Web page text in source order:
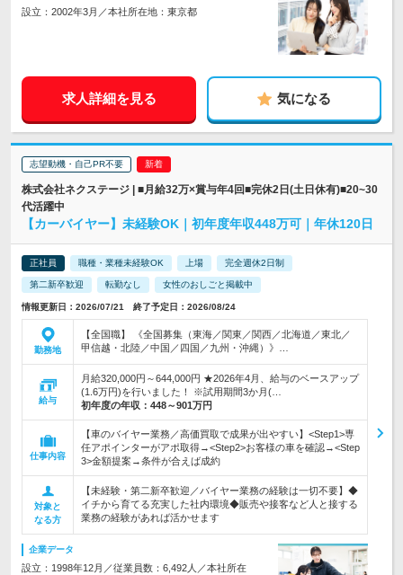
設立：2002年3月／本社所在地：東京都
求人詳細を見る 気になる
志望動機・自己PR不要
株式会社ネクステージ | ■月給32万×賞与年4回■完休2日(土日休有)■20~30
代活躍中
【カーバイヤー】未経験OK｜初年度年収448万可｜年休120日
正社員 職種・業種未経験OK 上場 完全週休2日制
第二新卒歓迎 転勤なし 女性のおしごと掲載中
情報更新日：2026/07/21 終了予定日：2026/08/24
勤務地
【全国職】 《全国募集（東海／関東／関西／北海道／東北／
甲信越・北陸／中国／四国／九州・沖縄）》…
給与
月給320,000円～644,000円 ★2026年4月、給与のベースアップ
(1.6万円)を行いました！ ※試用期間3か月(…
初年度の年収： 448～901万円
仕事内容
【車のバイヤー業務／高価買取で成果が出やすい】<Step1>専
任アポインターがアポ取得→<Step2>お客様の車を確認→<Step
3>金額提案→条件が合えば成約
対象と
なる方
【未経験・第二新卒歓迎／バイヤー業務の経験は一切不要】◆
イチから育てる充実した社内環境◆販売や接客など人と接する
業務の経験があれば活かせます
企業データ
設立：1998年12月／従業員数：6,492人／本社所在